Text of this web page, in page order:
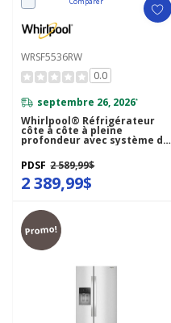
WRSF5536RW
0.0
septembre 26, 2026*
Whirlpool® Réfrigérateur
côte à côte à pleine
profondeur avec système de
refroidissement TruCool™ -
36 pi cu WRSF5536RW
PDSF 2 589,99$
2 389,99$
Promo!